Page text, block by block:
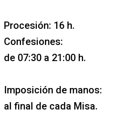
Procesión: 16 h.
Confesiones:
de 07:30 a 21:00 h.
Imposición de manos:
al final de cada Misa.